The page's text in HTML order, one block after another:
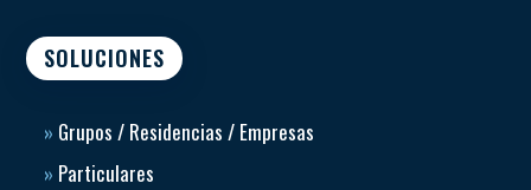
SOLUCIONES
» Grupos / Residencias / Empresas
» Particulares